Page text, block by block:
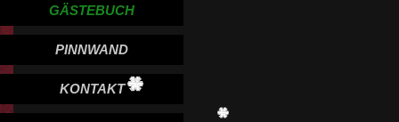
GÄSTEBUCH
PINNWAND
KONTAKT